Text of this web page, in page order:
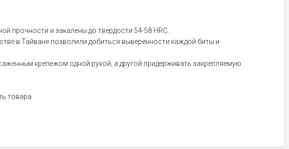
прочности и закалены до твердости 54-58 HRC.
в Тайване позволили добиться выверенности каждой биты и
крепежом одной рукой, а другой придерживать закрепляемую
товара.